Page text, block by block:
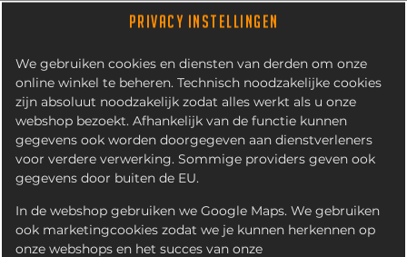
PRIVACY INSTELLINGEN
We gebruiken cookies en diensten van derden om onze
online winkel te beheren. Technisch noodzakelijke cookies
zijn absoluut noodzakelijk zodat alles werkt als u onze
webshop bezoekt. Afhankelijk van de functie kunnen
gegevens ook worden doorgegeven aan dienstverleners
voor verdere verwerking. Sommige providers geven ook
gegevens door buiten de EU.
In de webshop gebruiken we Google Maps. We gebruiken
ook marketingcookies zodat we je kunnen herkennen op
onze webshops en het succes van onze
HUZARENSALADE